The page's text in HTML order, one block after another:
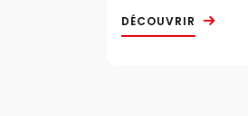
DÉCOUVRIR